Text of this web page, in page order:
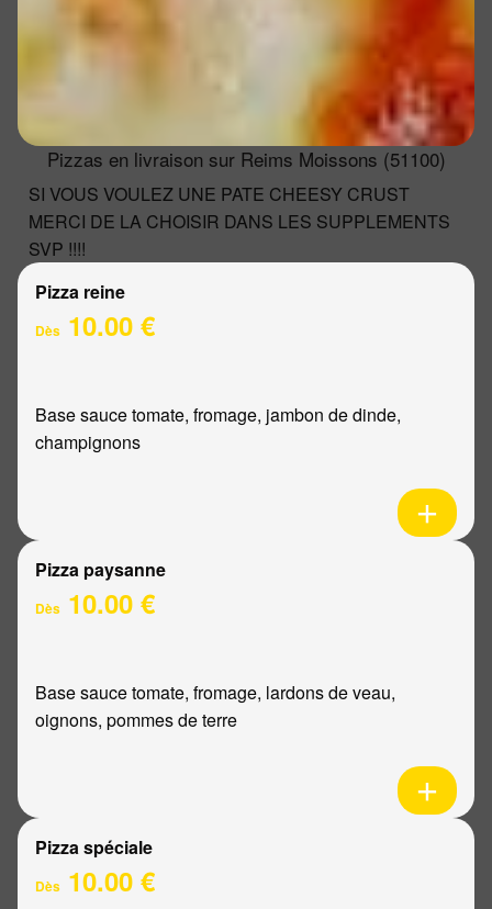
Pizzas en livraison sur Reims Moissons (51100)
SI VOUS VOULEZ UNE PATE CHEESY CRUST
MERCI DE LA CHOISIR DANS LES SUPPLEMENTS
SVP !!!!
Pizza reine
Dès 10.00 €
Base sauce tomate, fromage, jambon de dinde,
champignons
Pizza paysanne
Dès 10.00 €
Base sauce tomate, fromage, lardons de veau,
oignons, pommes de terre
Pizza spéciale
Dès 10.00 €